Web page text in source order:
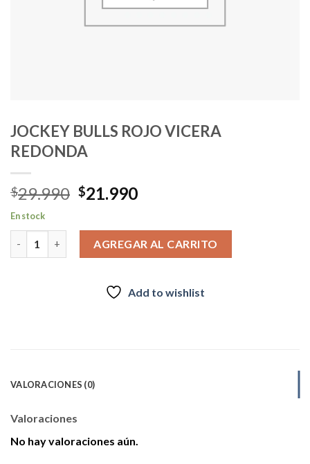
JOCKEY BULLS ROJO VICERA
REDONDA
$29.990 El
original
era:
$29.990.
$21.990El
actual
es:
$21.990.
En stock
AGREGAR AL CARRITO
Add to wishlist
VALORACIONES (0)
Valoraciones
No hay valoraciones aún.